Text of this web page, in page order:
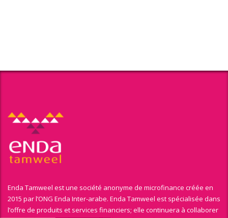
Enda Tamweel est une société anonyme de microfinance créée en
2015 par l’ONG Enda Inter-arabe. Enda Tamweel est spécialisée dans
l’offre de produits et services financiers; elle continuera à collaborer